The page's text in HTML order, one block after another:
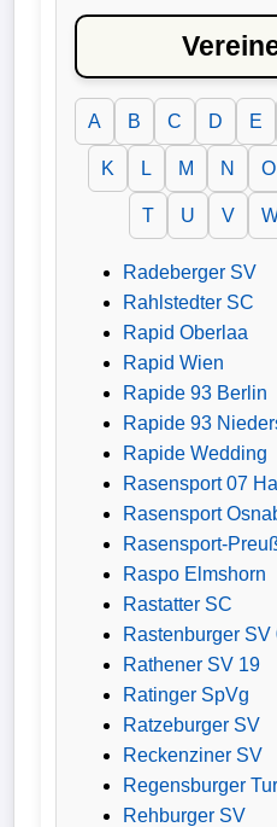
Europa
Nationalmannschaft
Vereinsnews
Wechselgerüchte
Verletzungspech
Frauenfußball
Sportnews
eSports
Bundesliga
A B C D E
K L M N O
T U V
Radeberger SV
Rahlstedter SC
Rapid Oberlaa
Rapid Wien
Rapide 93 Berlin
Rapide 93
Rapide Wedding
Rasensport 07
Rasensport
Rasensport-
Raspo Elmshorn
Rastatter SC
Rastenburger SV
Rathener SV 19
Ratinger SpVg
Ratzeburger SV
Reckenziner SV
Regensburger
Rehburger SV